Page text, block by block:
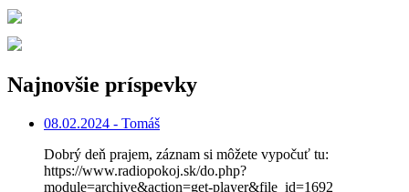
Najnovšie príspevky
08.02.2024 - Tomáš
Dobrý deň prajem, záznam si môžete vypočuť tu:
https://www.radiopokoj.sk/do.php?
module=archive&action=get-player&file_id=1692